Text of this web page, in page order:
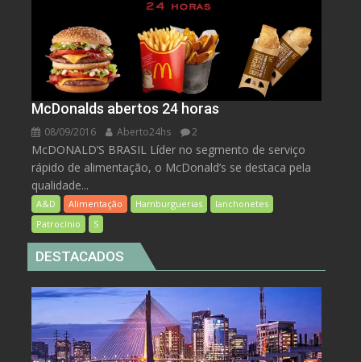
McDonalds abertos 24 horas
08/09/2016 Aberto24hs 2
McDONALD’S BRASIL Líder no segmento de serviço
rápido de alimentação, o McDonald’s se destaca pela
qualidade...
A&D Alimentação Hamburguerias
lanchonetes
Patrocínio
S
DESTACADOS